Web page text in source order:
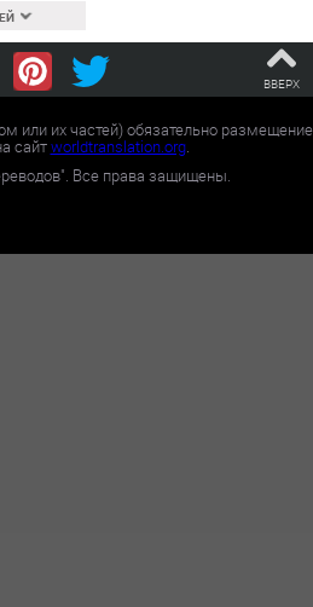
ВВЕРХ
или их частей) обязательно размещение
сайтworldtranslation.org.
Все права защищены.